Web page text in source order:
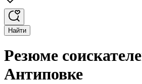
Найти
Резюме
Антиповке